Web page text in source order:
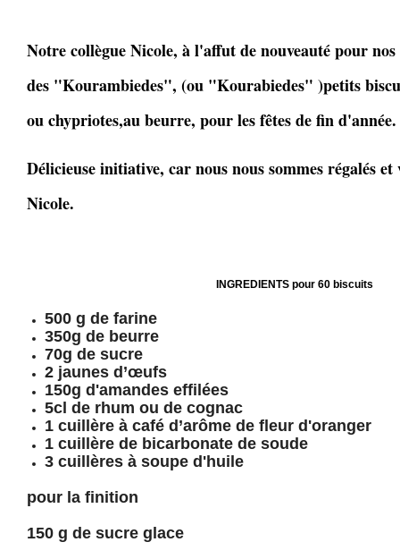
Notre collègue Nicole, à l'affut de nouveauté pour
des "Kourambiedes", (ou "Kourabiedes" )petits
ou chypriotes,au beurre, pour les fêtes de fin d'année.
Délicieuse initiative, car nous nous sommes régalés
Nicole.
INGREDIENTS pour 60 biscuits
500 g de farine
350g de beurre
70g de sucre
2 jaunes d’œufs
150g d'amandes effilées
5cl de rhum ou de cognac
1 cuillère à café d’arôme de fleur d'oranger
1 cuillère de bicarbonate de soude
3 cuillères à soupe d'huile
pour la finition
150 g de sucre glace